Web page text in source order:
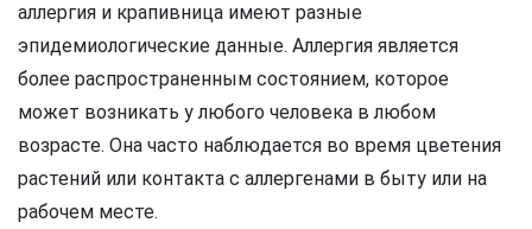
аллергия и крапивница имеют разные
эпидемиологические данные. Аллергия является
более распространенным состоянием, которое
может возникать у любого человека в любом
возрасте. Она часто наблюдается во время цветения
растений или контакта с аллергенами в быту или на
рабочем месте.